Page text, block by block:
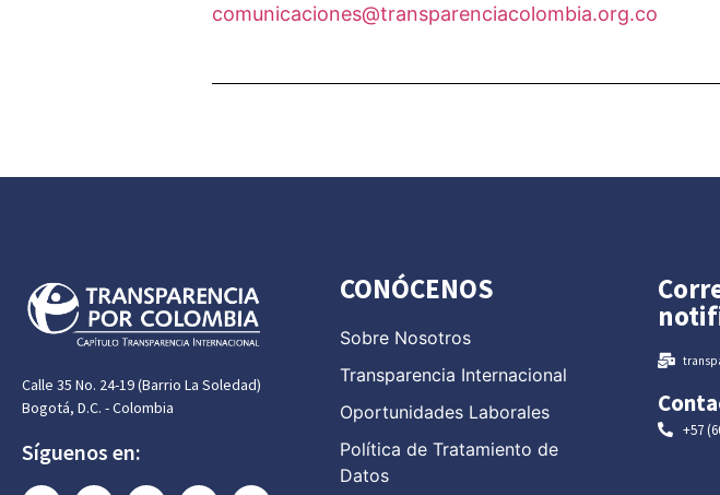
comunicaciones@transparenciacolombia.org.co
Calle 35 No. 24-19 (Barrio La Soledad)
Bogotá, D.C. - Colombia
Síguenos en:
CONÓCENOS
Sobre Nosotros
Transparencia Internacional
Oportunidades Laborales
Política de Tratamiento de
Datos
+57